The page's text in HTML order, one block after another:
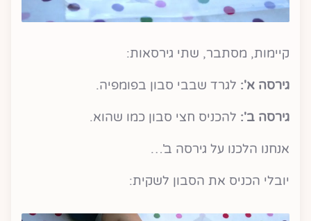
קיימות, מסתבר, שתי גירסאות:
גירסה א': לגרד שבבי סבון בפומפיה.
גירסה ב': להכניס חצי סבון כמו שהוא.
אנחנו הלכנו על גירסה ב'…
יובלי הכניס את הסבון לשקית: